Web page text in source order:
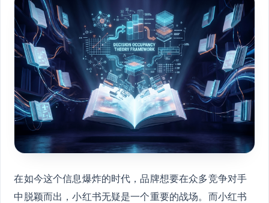
在如今这个信息爆炸的时代，品牌想要在众多竞争对手
中脱颖而出，小红书无疑是一个重要的战场。而小红书